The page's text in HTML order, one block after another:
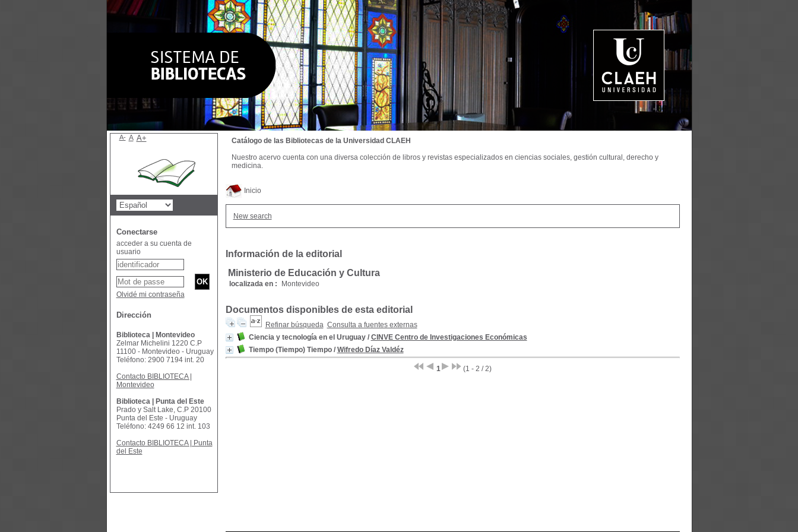
Inicio
New search
Información de la editorial
Ministerio de Educación y Cultura
localizada en : Montevideo
Documentos disponibles de esta editorial
Refinar búsqueda Consulta a fuentes externas
Ciencia y tecnología en el Uruguay/ CINVE Centro de Investigaciones Económicas
Tiempo (Tiempo) Tiempo/ Wifredo Díaz Valdéz
1 (1 - 2 / 2)
Catálogo de las Bibliotecas de la Universidad CLAEH
Nuestro acervo cuenta con una diversa colección de libros y revistas especializados en ciencias sociales, gestión cultural, derecho y
medicina.
A- A A+
Conectarse
acceder a su cuenta de
usuario
Olvidé mi contraseña
Dirección
Biblioteca | Montevideo
Zelmar Michelini 1220 C.P
11100 - Montevideo - Uruguay
Teléfono: 2900 7194 int. 20
Contacto BIBLIOTECA |
Montevideo
Biblioteca | Punta del Este
Prado y Salt Lake, C.P 20100
Punta del Este - Uruguay
Teléfono: 4249 66 12 int. 103
Contacto BIBLIOTECA | Punta
del Este